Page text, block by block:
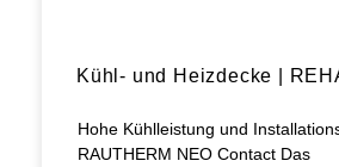
Kühl- und Heizdecke |
Hohe Kühlleistung und
RAUTHERM NEO Contact Das